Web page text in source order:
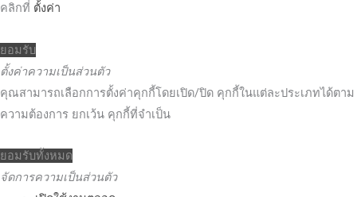
คลิกที่ ตั้งค่า
ยอมรับ
ตั้งค่าความเป็นส่วนตัว
คุณสามารถเลือกการตั้งค่าคุกกี้โดยเปิด/ปิด คุกกี้ในแต่ละประเภทได้ตาม
ความต้องการ ยกเว้น คุกกี้ที่จำเป็น
ยอมรับทั้งหมด
จัดการความเป็นส่วนตัว